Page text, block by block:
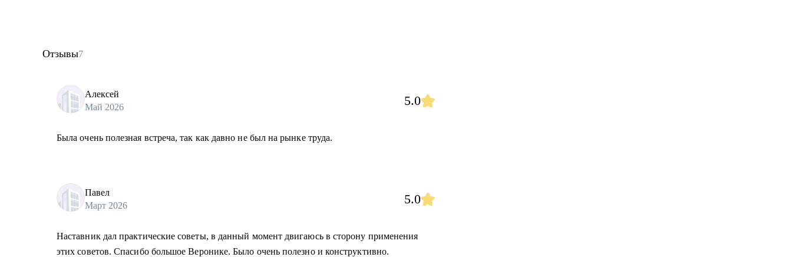
Отзывы7
Алексей
Май 2026
5.0
Была очень полезная встреча, так как давно не был на рынке труда.
Павел
Март 2026
5.0
Наставник дал практические советы, в данный момент двигаюсь в сторону применения
этих советов. Спасибо большое Веронике. Было очень полезно и конструктивно.